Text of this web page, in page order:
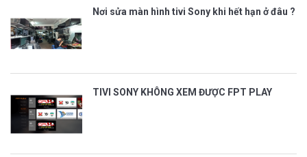
Nơi sửa màn hình tivi Sony khi hết hạn ở đâu ?
TIVI SONY KHÔNG XEM ĐƯỢC FPT PLAY